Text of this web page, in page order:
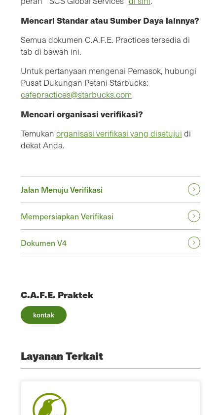
Mencari Standar atau Sumber Daya lainnya?
Semua dokumen C.A.F.E. Practices tersedia di
tab di bawah ini.
Untuk pertanyaan mengenai Pemasok, hubungi
Pusat Dukungan Petani Starbucks:
cafepractices@starbucks.com
Mencari organisasi verifikasi?
Temukan organisasi verifikasi yang disetujui di
dekat Anda.
Jalan Menuju Verifikasi
Mempersiapkan Verifikasi
Dokumen V4
C.A.F.E. Praktek
kontak
Layanan Terkait